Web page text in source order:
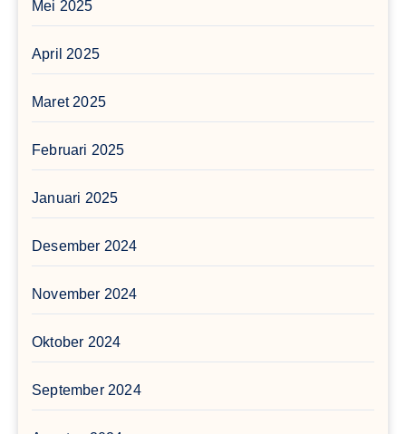
Mei 2025
April 2025
Maret 2025
Februari 2025
Januari 2025
Desember 2024
November 2024
Oktober 2024
September 2024